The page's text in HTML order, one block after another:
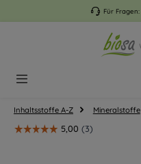
Zum Hauptinhalt springenFür Fragen:
Inhaltsstoffe A-Z Mineralstoffe